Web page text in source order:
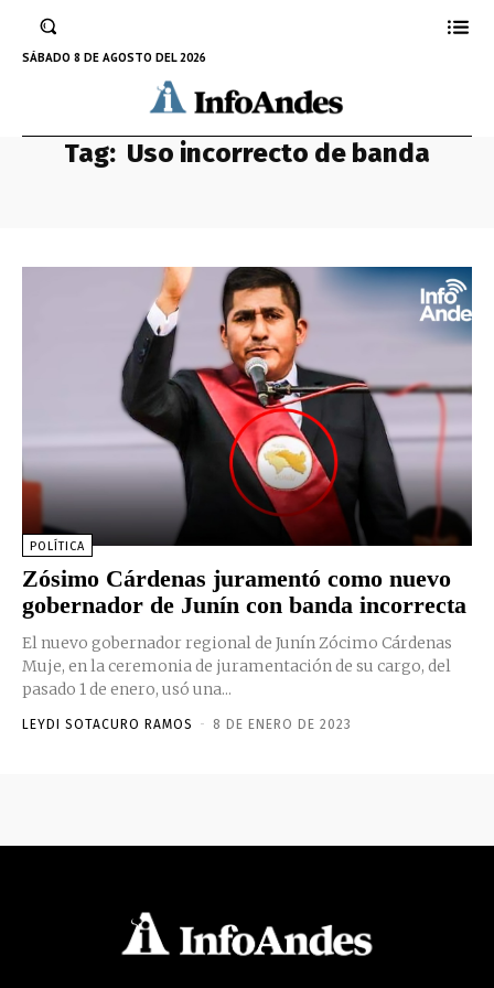
SÁBADO 8 DE AGOSTO DEL 2026
Tag: Uso incorrecto de banda
POLÍTICA
Zósimo Cárdenas juramentó como nuevo
gobernador de Junín con banda incorrecta
El nuevo gobernador regional de Junín Zócimo Cárdenas
Muje, en la ceremonia de juramentación de su cargo, del
pasado 1 de enero, usó una...
LEYDI SOTACURO RAMOS - 8 DE ENERO DE 2023